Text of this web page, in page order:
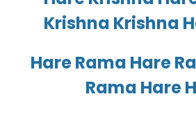
Krishna Krishna
Hare Rama Hare
Rama Hare